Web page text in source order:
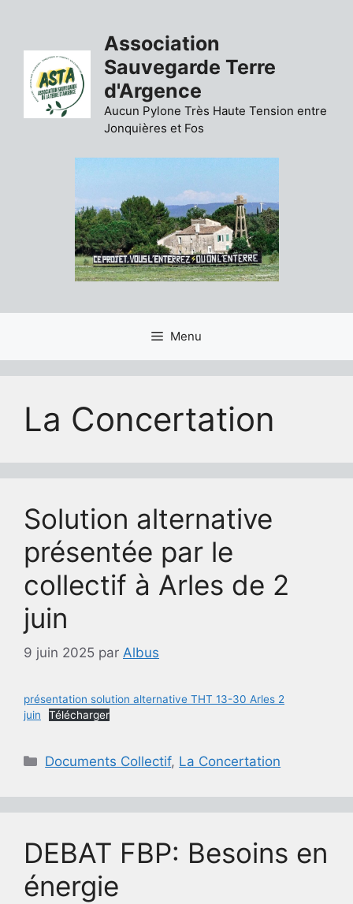
contenu
Association
Sauvegarde Terre
d'Argence
Aucun Pylone Très Haute Tension entre
Jonquières et Fos
Menu
La Concertation
Solution alternative
présentée par le
collectif à Arles de 2
juin
9 juin 2025 par Albus
présentation solution alternative THT 13-30 Arles 2
juin
Télécharger
Catégories
Documents Collectif, La Concertation
DEBAT FBP: Besoins en
énergie